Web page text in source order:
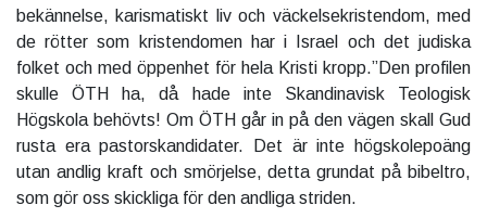
bekännelse, karismatiskt liv och väckelsekristendom, med
de rötter som kristendomen har i Israel och det judiska
folket och med öppenhet för hela Kristi kropp.”Den profilen
skulle ÖTH ha, då hade inte Skandinavisk Teologisk
Högskola behövts! Om ÖTH går in på den vägen skall Gud
rusta era pastorskandidater. Det är inte högskolepoäng
utan andlig kraft och smörjelse, detta grundat på bibeltro,
som gör oss skickliga för den andliga striden.